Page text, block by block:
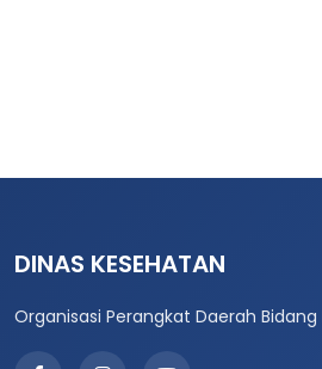
DINAS KESEHATAN
Organisasi Perangkat Daerah